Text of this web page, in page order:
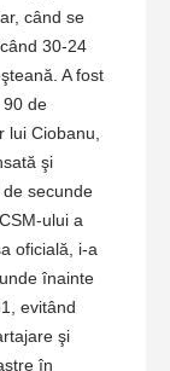
când se
30-24
A fost
de
lui Ciobanu,
şi
secunde
ului a
oficială, i-a
înainte
evitând
şi
în